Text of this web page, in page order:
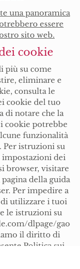
una panoramica
essere
sito web.
cookie
più su come
eliminare e
consulta le
cookie del tuo
di notare che la
cookie potrebbe
funzionalità
Per istruzioni su
impostazioni dei
browser, visitare
della guida
Per impedire a
utilizzare i tuoi
le istruzioni su
dlpage/gao
il diritto di
Politica sui